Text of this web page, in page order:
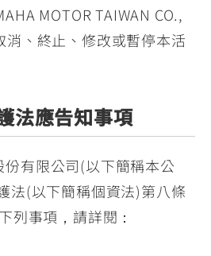
MOTOR TAIWAN CO.,
消、終止、修改或暫停本活
法應告知事項
有限公司(以下簡稱本公
法(以下簡稱個資法)第八條
列事項，請詳閱：